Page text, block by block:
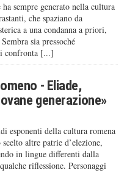
sempre generato nella cultura
che spaziano da
a una condanna a priori,
sia pressoché
confronta [...]
- Eliade,
generazione»
esponenti della cultura romena
scelto altre patrie d’elezione,
in lingue differenti dalla
riflessione. Personaggi